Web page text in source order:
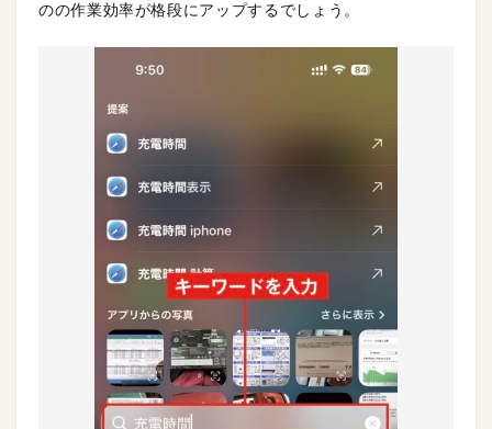
のの作業効率が格段にアップするでしょう。